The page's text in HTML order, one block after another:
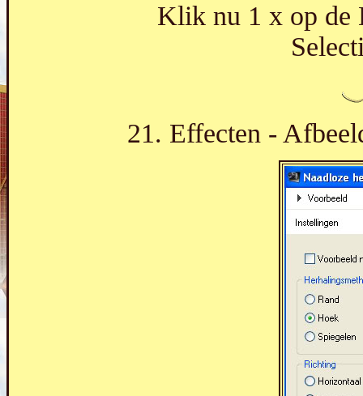
Klik nu 1 x op de
21. Effecten -